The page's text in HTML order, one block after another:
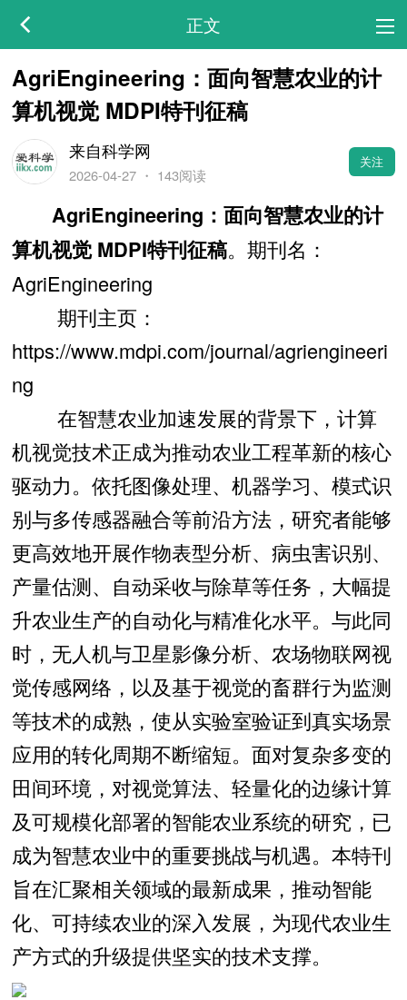
正文
AgriEngineering：面向智慧农业的计
算机视觉 MDPI特刊征稿
来自科学网
2026-04-27・ 143阅读
关注
AgriEngineering：面向智慧农业的计
算机视觉 MDPI特刊征稿。期刊名：
AgriEngineering
期刊主页：
https://www.mdpi.com/journal/agriengineeri
ng
在智慧农业加速发展的背景下，计算
机视觉技术正成为推动农业工程革新的核心
驱动力。依托图像处理、机器学习、模式识
别与多传感器融合等前沿方法，研究者能够
更高效地开展作物表型分析、病虫害识别、
产量估测、自动采收与除草等任务，大幅提
升农业生产的自动化与精准化水平。与此同
时，无人机与卫星影像分析、农场物联网视
觉传感网络，以及基于视觉的畜群行为监测
等技术的成熟，使从实验室验证到真实场景
应用的转化周期不断缩短。面对复杂多变的
田间环境，对视觉算法、轻量化的边缘计算
及可规模化部署的智能农业系统的研究，已
成为智慧农业中的重要挑战与机遇。本特刊
旨在汇聚相关领域的最新成果，推动智能
化、可持续农业的深入发展，为现代农业生
产方式的升级提供坚实的技术支撑。